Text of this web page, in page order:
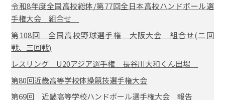
令和8年度全国高校総体/第77回全日本高校ハンドボール選
手権大会 組合せ
第108回 全国高校野球選手権 大阪大会 組合せ(二回
戦、三回戦)
レスリング U20アジア選手権 長谷川大和くん出場
第80回近畿高等学校体操競技選手権大会
第69回 近畿高等学校ハンドボール選手権大会 報告